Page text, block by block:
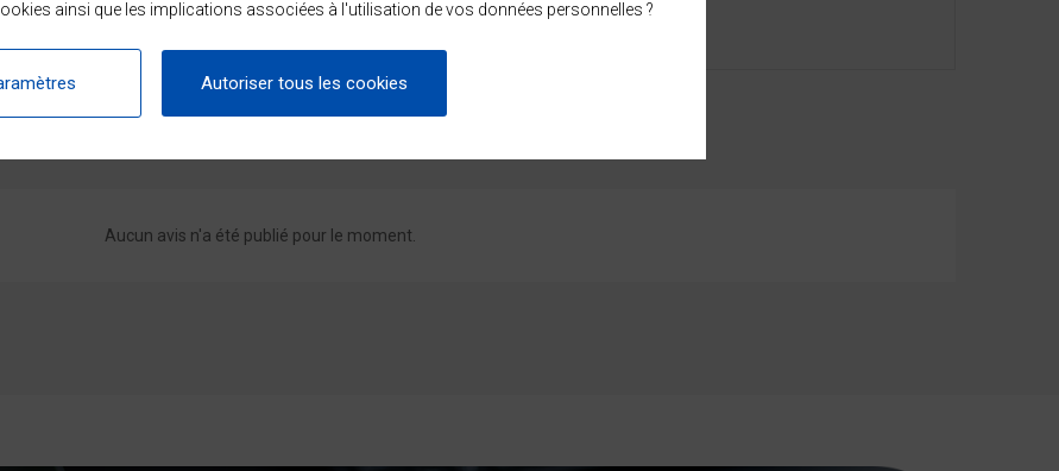
ou en 2, 3 et 4 fois sans frais dès 99 € avec Alma.
Aucun avis n'a été publié pour le moment.
ainsi que les implications associées à l'utilisation de vos données personnelles ?
Autoriser tous les cookies